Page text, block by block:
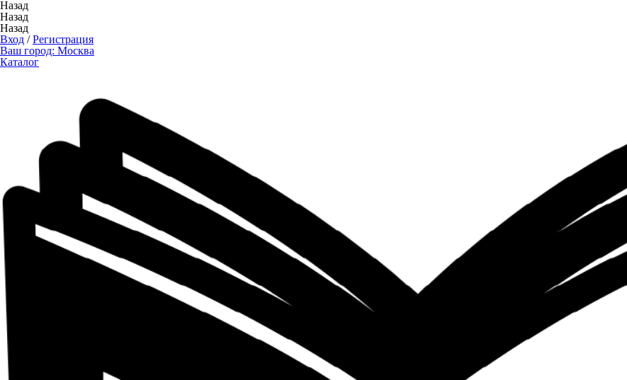
Назад
Назад
Назад
Вход /Регистрация
Ваш город: Москва
Каталог